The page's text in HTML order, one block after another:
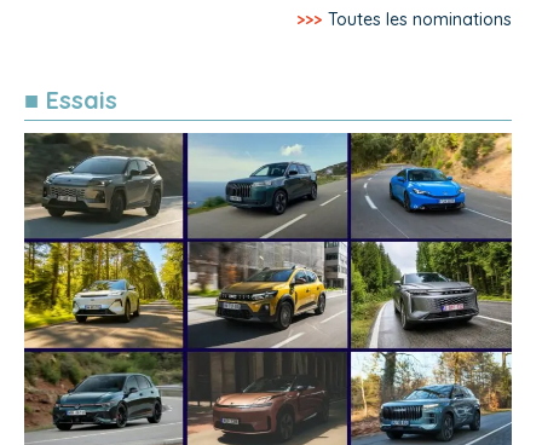
>>> Toutes les nominations
■ Essais